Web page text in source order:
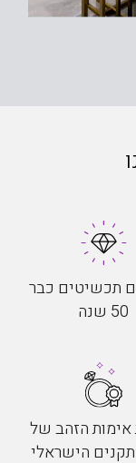
תכשיטים כבר
50 שנה
אימות הזהב של
הישראלי